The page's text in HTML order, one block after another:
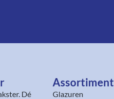
. Dé
Assortiment​
Glazuren